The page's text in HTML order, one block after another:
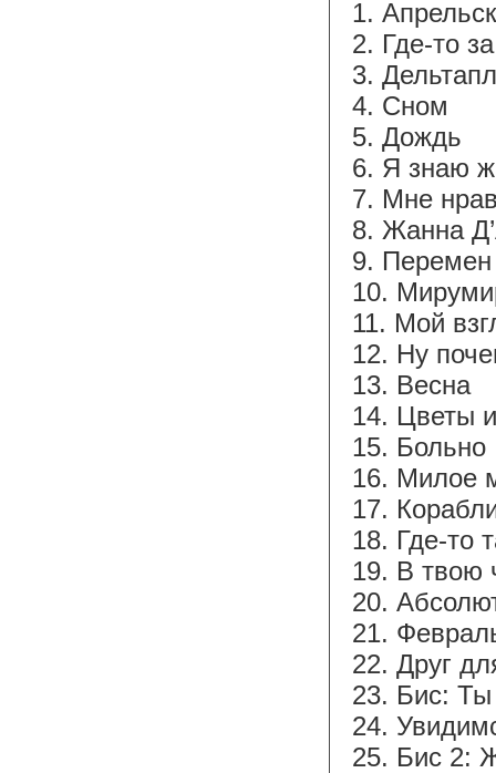
1.
2. Где-то
3.
4. Сном
5. Дождь
6. Я знаю
7. Мне
8. Жанна
9. Перемен
10.
11. Мой
12. Ну
13. Весна
14. Цветы
15. Больно
16. Милое
17.
18. Где-то
19. В твою
20.
21.
22. Друг
23. Бис: Ты
24.
25. Бис 2: